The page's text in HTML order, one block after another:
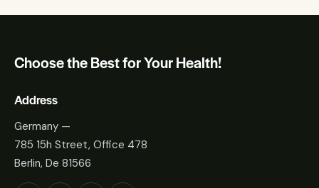
Choose the Best for Your Health!
Address
Germany —
785 15h Street, Office 478
Berlin, De 81566